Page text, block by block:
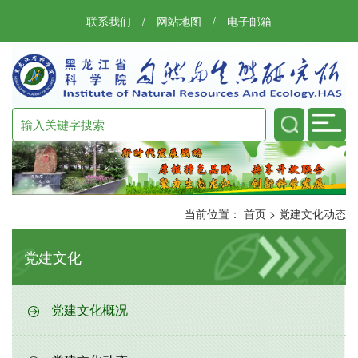
联系我们 / 网站地图 / 电子邮箱
当前位置： 首页 > 党建文化动态
党建文化
党建文化概况